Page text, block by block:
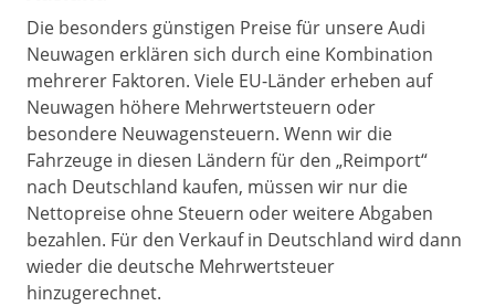
Die besonders günstigen Preise für unsere Audi
Neuwagen erklären sich durch eine Kombination
mehrerer Faktoren. Viele EU-Länder erheben auf
Neuwagen höhere Mehrwertsteuern oder
besondere Neuwagensteuern. Wenn wir die
Fahrzeuge in diesen Ländern für den „Reimport“
nach Deutschland kaufen, müssen wir nur die
Nettopreise ohne Steuern oder weitere Abgaben
bezahlen. Für den Verkauf in Deutschland wird dann
wieder die deutsche Mehrwertsteuer
hinzugerechnet.